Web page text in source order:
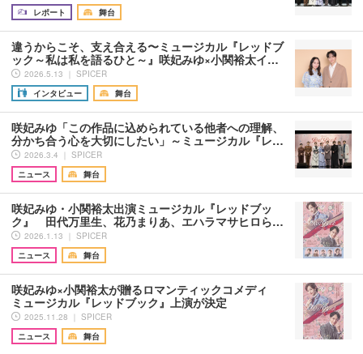
レポート
舞台
違うからこそ、支え合える〜ミュージカル『レッドブ
ック～私は私を語るひと～』咲妃みゆ×小関裕太イ…
2026.5.13 ｜ SPICER
インタビュー
舞台
咲妃みゆ「この作品に込められている他者への理解、
分かち合う心を大切にしたい」～ミュージカル『レ…
2026.3.4 ｜ SPICER
ニュース
舞台
咲妃みゆ・小関裕太出演ミュージカル『レッドブッ
ク』 田代万里生、花乃まりあ、エハラマサヒロら…
2026.1.13 ｜ SPICER
ニュース
舞台
咲妃みゆ×小関裕太が贈るロマンティックコメディ
ミュージカル『レッドブック』上演が決定
2025.11.28 ｜ SPICER
ニュース
舞台